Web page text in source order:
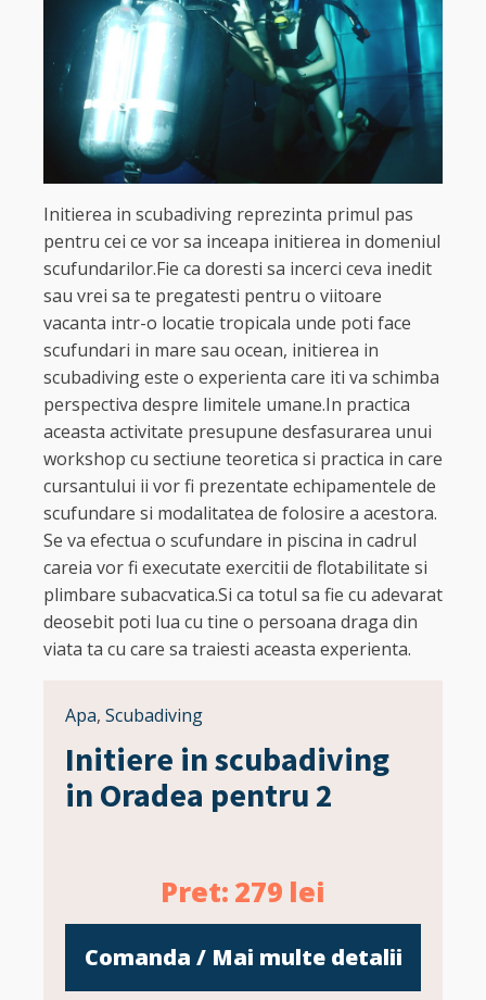
Initierea in scubadiving reprezinta primul pas
pentru cei ce vor sa inceapa initierea in domeniul
scufundarilor.Fie ca doresti sa incerci ceva inedit
sau vrei sa te pregatesti pentru o viitoare
vacanta intr-o locatie tropicala unde poti face
scufundari in mare sau ocean, initierea in
scubadiving este o experienta care iti va schimba
perspectiva despre limitele umane.In practica
aceasta activitate presupune desfasurarea unui
workshop cu sectiune teoretica si practica in care
cursantului ii vor fi prezentate echipamentele de
scufundare si modalitatea de folosire a acestora.
Se va efectua o scufundare in piscina in cadrul
careia vor fi executate exercitii de flotabilitate si
plimbare subacvatica.Si ca totul sa fie cu adevarat
deosebit poti lua cu tine o persoana draga din
viata ta cu care sa traiesti aceasta experienta.
Apa, Scubadiving
Initiere in scubadiving
in Oradea pentru 2
Pret: 279 lei
Comanda / Mai multe detalii